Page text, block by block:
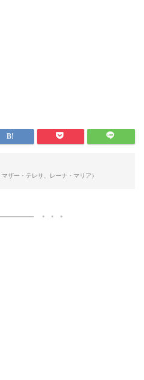
ザー・テレサ、レーナ・マリア）